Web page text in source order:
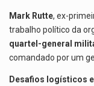
Mark Rutte, ex-
trabalho político da
quartel-general
comandado por um
Desafios logísticos